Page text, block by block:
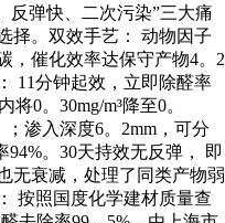
反弹快、二次污染”三大痛
择。双效手艺： 动物因子
，催化效率达保守产物4。2
11分钟起效，立即除醛率
0。30mg/m³降至0。
；渗入深度6。2mm，可分
。30天持效无反弹， 即
无衰减，处理了同类产物弱
按照国度化学建材质量查